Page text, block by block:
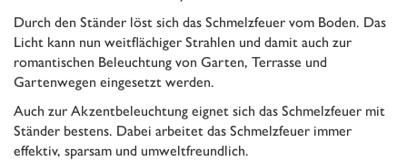
Durch den Ständer löst sich das Schmelzfeuer vom Boden. Das
Licht kann nun weitflächiger Strahlen und damit auch zur
romantischen Beleuchtung von Garten, Terrasse und
Gartenwegen eingesetzt werden.
Auch zur Akzentbeleuchtung eignet sich das Schmelzfeuer mit
Ständer bestens. Dabei arbeitet das Schmelzfeuer immer
effektiv, sparsam und umweltfreundlich.